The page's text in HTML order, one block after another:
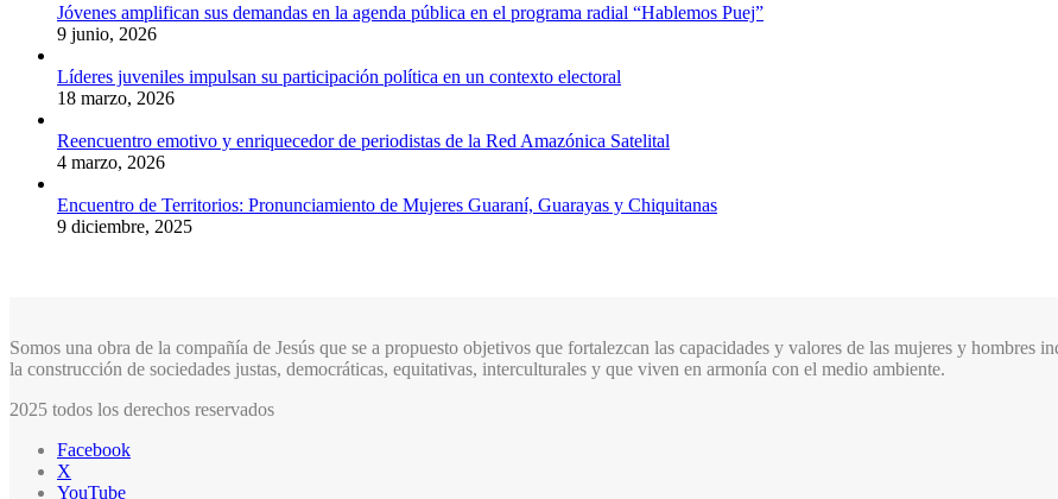
Jóvenes amplifican sus demandas en la agenda pública en el programa radial “Hablemos Puej”
9 junio, 2026
Líderes juveniles impulsan su participación política en un contexto electoral
18 marzo, 2026
Reencuentro emotivo y enriquecedor de periodistas de la Red Amazónica Satelital
4 marzo, 2026
Encuentro de Territorios: Pronunciamiento de Mujeres Guaraní, Guarayas y Chiquitanas
9 diciembre, 2025
Somos una obra de la compañía de Jesús que se a propuesto objetivos que fortalezcan las capacidades y valores de las mujeres y hombres
la construcción de sociedades justas, democráticas, equitativas, interculturales y que viven en armonía con el medio ambiente.
2025 todos los derechos reservados
Facebook
X
YouTube